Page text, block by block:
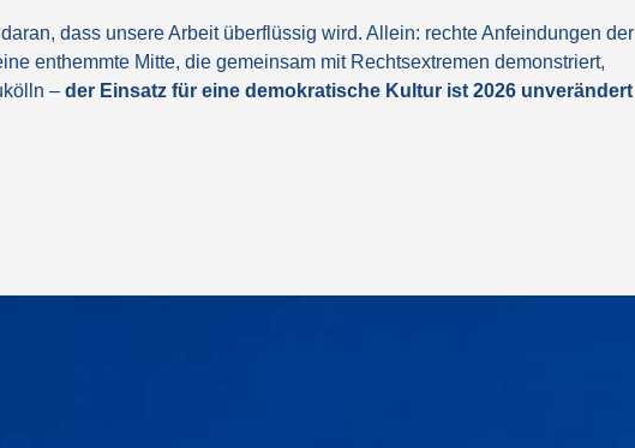
dass unsere Arbeit überflüssig wird. Allein: rechte Anfeindungen der
enthemmte Mitte, die gemeinsam mit Rechtsextremen demonstriert,
–der Einsatz für eine demokratische Kultur ist 2026 unverändert